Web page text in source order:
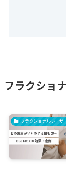
フラクショ
フラクショナルレーザ